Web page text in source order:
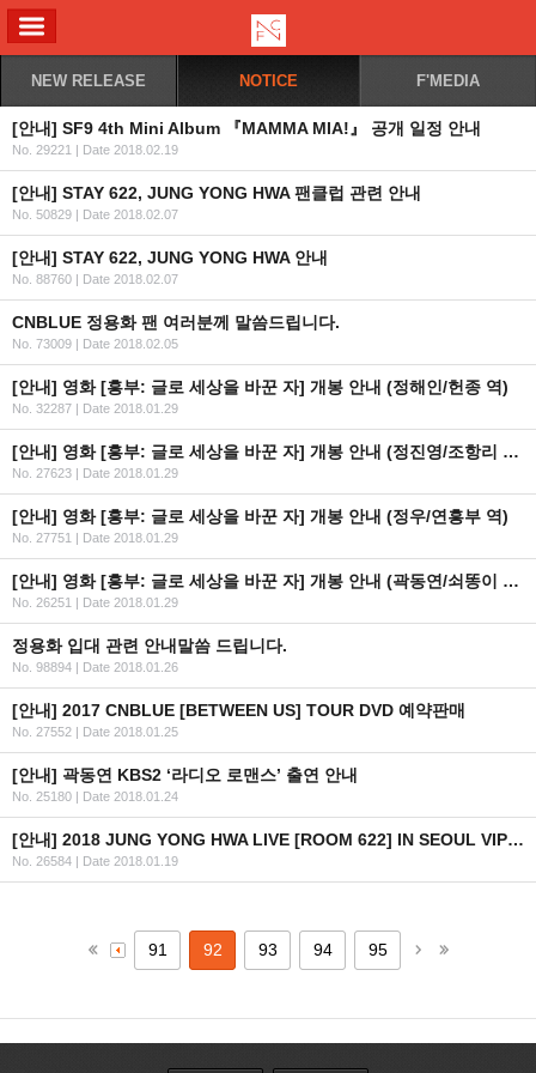
NEW RELEASE NOTICE F'MEDIA
[안내] SF9 4th Mini Album 『MAMMA MIA!』 공개 일정 안내
No. 29221 | Date 2018.02.19
[안내] STAY 622, JUNG YONG HWA 팬클럽 관련 안내
No. 50829 | Date 2018.02.07
[안내] STAY 622, JUNG YONG HWA 안내
No. 88760 | Date 2018.02.07
CNBLUE 정용화 팬 여러분께 말씀드립니다.
No. 73009 | Date 2018.02.05
[안내] 영화 [흥부: 글로 세상을 바꾼 자] 개봉 안내 (정해인/헌종 역)
No. 32287 | Date 2018.01.29
[안내] 영화 [흥부: 글로 세상을 바꾼 자] 개봉 안내 (정진영/조항리 역)
No. 27623 | Date 2018.01.29
[안내] 영화 [흥부: 글로 세상을 바꾼 자] 개봉 안내 (정우/연흥부 역)
No. 27751 | Date 2018.01.29
[안내] 영화 [흥부: 글로 세상을 바꾼 자] 개봉 안내 (곽동연/쇠똥이 역)
No. 26251 | Date 2018.01.29
정용화 입대 관련 안내말씀 드립니다.
No. 98894 | Date 2018.01.26
[안내] 2017 CNBLUE [BETWEEN US] TOUR DVD 예약판매
No. 27552 | Date 2018.01.25
[안내] 곽동연 KBS2 ‘라디오 로맨스’ 출연 안내
No. 25180 | Date 2018.01.24
[안내] 2018 JUNG YONG HWA LIVE [ROOM 622] IN SEOUL VIP 패키지 안내
No. 26584 | Date 2018.01.19
91 92 93 94 95